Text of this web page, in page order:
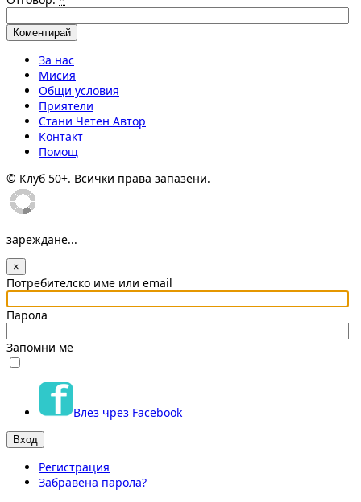
За нас
Мисия
Общи условия
Приятели
Стани Четен Автор
Контакт
Помощ
© Клуб 50+. Всички права запазени.
зареждане...
×
Потребителско име или email
Парола
Запомни ме
Влез чрез Facebook
Регистрация
Забравена парола?